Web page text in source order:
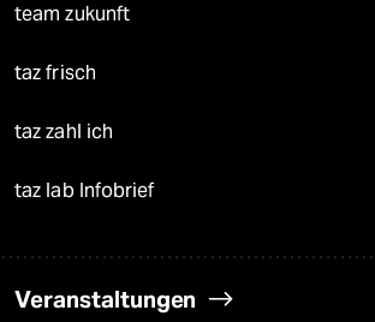
team zukunft
taz frisch
taz zahl ich
taz lab Infobrief
Veranstaltungen